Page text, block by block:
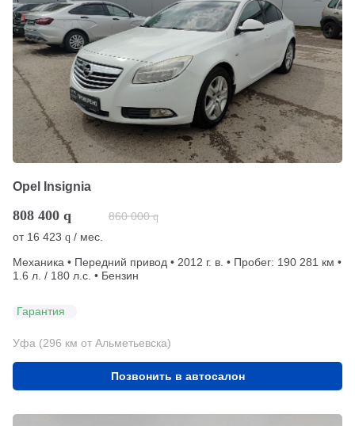
Opel Insignia
808 400 q 860 000 q
от 16 423 q / мес.
Механика • Передний привод • 2012 г. в. • Пробег: 190 281 км •
1.6 л. / 180 л.с. • Бензин
Гарантия
Уфа (296 км от Альметьевска)
Позвонить в автосалон